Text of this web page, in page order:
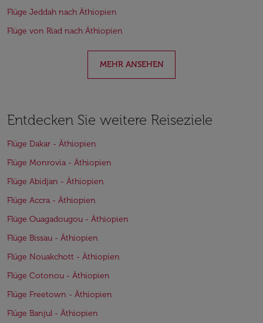
Flüge Jeddah nach Äthiopien
Flüge von Riad nach Äthiopien
MEHR ANSEHEN
Entdecken Sie weitere Reiseziele
Flüge Dakar - Äthiopien
Flüge Monrovia - Äthiopien
Flüge Abidjan - Äthiopien
Flüge Accra - Äthiopien
Flüge Ouagadougou - Äthiopien
Flüge Bissau - Äthiopien
Flüge Nouakchott - Äthiopien
Flüge Cotonou - Äthiopien
Flüge Freetown - Äthiopien
Flüge Banjul - Äthiopien